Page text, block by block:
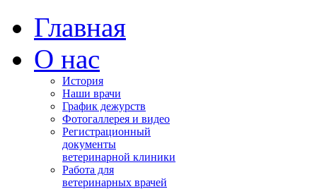
Главная
О нас
История
Наши врачи
График дежурств
Фотогаллерея и видео
Регистрационный
документы
ветеринарной клиники
Работа для
ветеринарных врачей